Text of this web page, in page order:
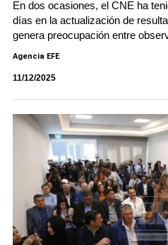
En dos ocasiones, el CNE ha
días en la actualización de
genera preocupación entre
Agencia EFE
11/12/2025